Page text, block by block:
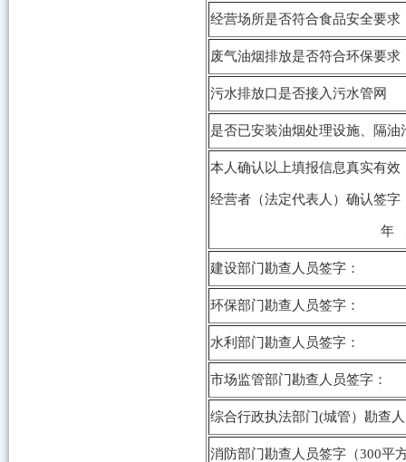
经营场所是否符合食品安全要求
废气油烟排放是否符合环保要求
污水排放口是否接入污水管网
是否已安装油烟处理设施、隔
本人确认以上填报信息真实有
经营者（法定代表人）确认签字
年 月
建设部门勘查人员签字：
环保部门勘查人员签字：
水利部门勘查人员签字：
市场监管部门勘查人员签字：
综合行政执法部门(城管）勘查
消防部门勘查人员签字